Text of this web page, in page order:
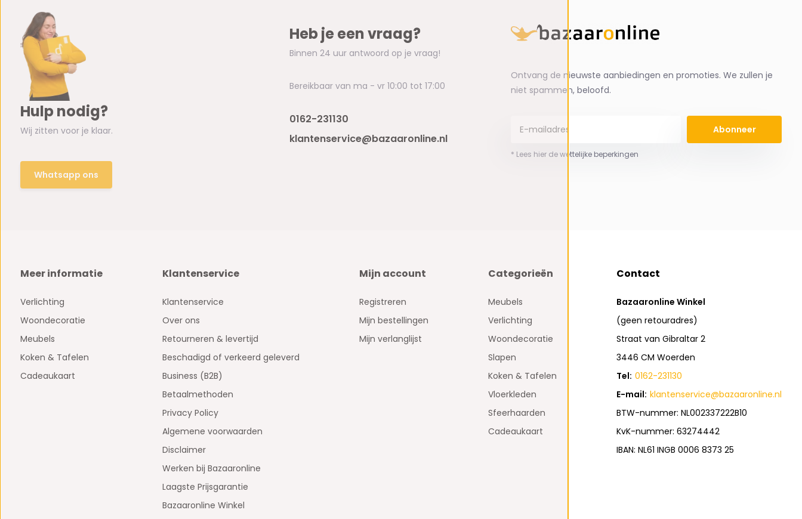
Hulp nodig?
Wij zitten voor je klaar.
Whatsapp ons
Heb je een vraag?
Binnen 24 uur antwoord op je vraag!
Bereikbaar van ma - vr 10:00 tot 17:00
0162-231130
klantenservice@bazaaronline.nl
Ontvang de nieuwste aanbiedingen en promoties. We zullen je
niet spammen, beloofd.
Abonneer
* Lees hier de wettelijke beperkingen
Meer informatie
Verlichting
Woondecoratie
Meubels
Koken & Tafelen
Cadeaukaart
Klantenservice
Klantenservice
Over ons
Retourneren & levertijd
Beschadigd of verkeerd geleverd
Business (B2B)
Betaalmethoden
Privacy Policy
Algemene voorwaarden
Disclaimer
Werken bij Bazaaronline
Laagste Prijsgarantie
Bazaaronline Winkel
Mijn account
Registreren
Mijn bestellingen
Mijn verlanglijst
Categorieën
Meubels
Verlichting
Woondecoratie
Slapen
Koken & Tafelen
Vloerkleden
Sfeerhaarden
Cadeaukaart
Contact
Bazaaronline Winkel
(geen retouradres)
Straat van Gibraltar 2
3446 CM Woerden
Tel: 0162-231130
E-mail: klantenservice@bazaaronline.nl
BTW-nummer: NL002337222B10
KvK-nummer: 63274442
IBAN: NL61 INGB 0006 8373 25